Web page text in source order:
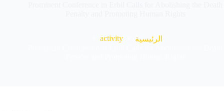
الرئيسية
activity